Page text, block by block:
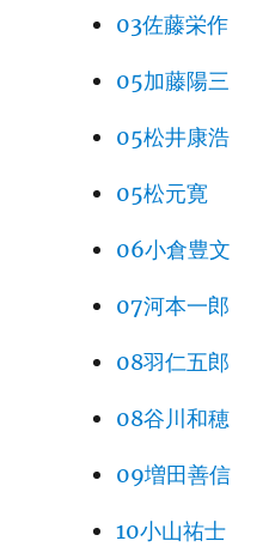
03佐藤栄作
05加藤陽三
05松井康浩
05松元寛
06小倉豊文
07河本一郎
08羽仁五郎
08谷川和穂
09増田善信
10小山祐士